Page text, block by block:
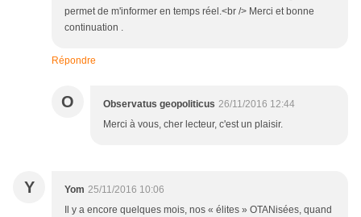
permet de m'informer en temps réel.<br /> Merci et bonne
continuation .
Répondre
O Observatus geopoliticus 26/11/2016 12:44
Merci à vous, cher lecteur, c'est un plaisir.
Y Yom 25/11/2016 10:06
Il y a encore quelques mois, nos « élites » OTANisées, quand